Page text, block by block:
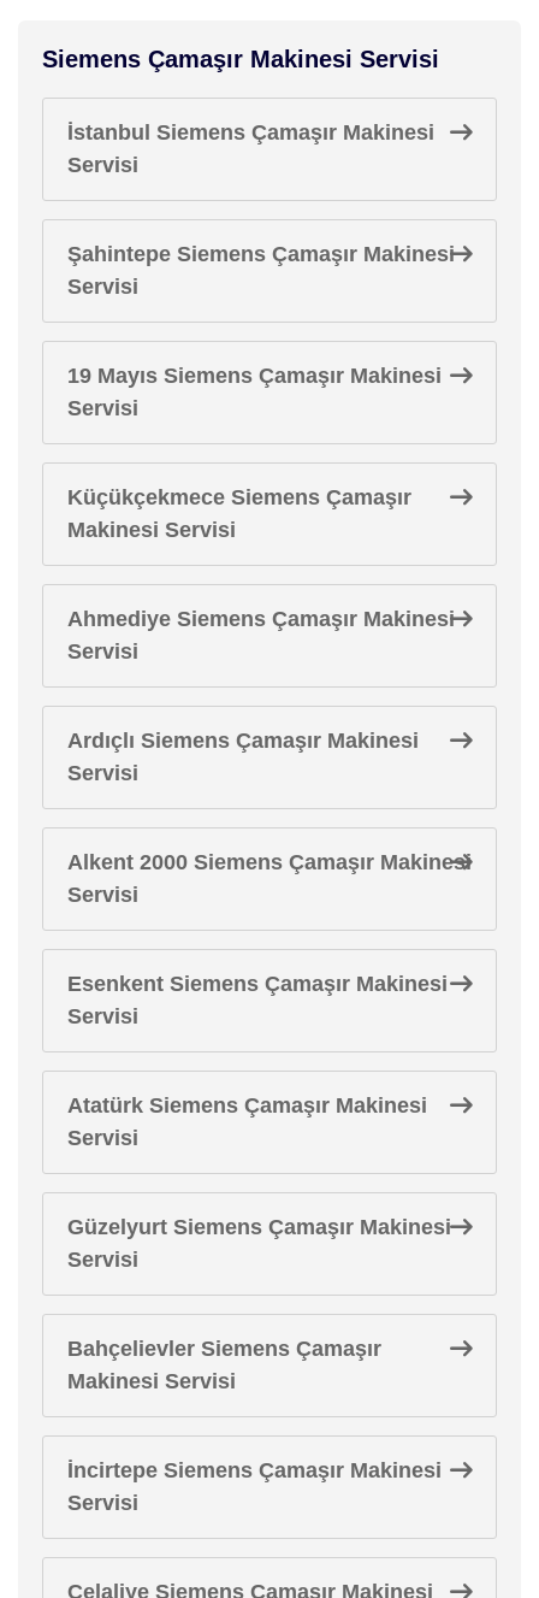
Siemens Çamaşır Makinesi Servisi
İstanbul Siemens Çamaşır Makinesi
Servisi
Şahintepe Siemens Çamaşır Makinesi
Servisi
19 Mayıs Siemens Çamaşır Makinesi
Servisi
Küçükçekmece Siemens Çamaşır
Makinesi Servisi
Ahmediye Siemens Çamaşır Makinesi
Servisi
Ardıçlı Siemens Çamaşır Makinesi
Servisi
Alkent 2000 Siemens Çamaşır Makinesi
Servisi
Esenkent Siemens Çamaşır Makinesi
Servisi
Atatürk Siemens Çamaşır Makinesi
Servisi
Güzelyurt Siemens Çamaşır Makinesi
Servisi
Bahçelievler Siemens Çamaşır
Makinesi Servisi
İncirtepe Siemens Çamaşır Makinesi
Servisi
Celaliye Siemens Çamaşır Makinesi